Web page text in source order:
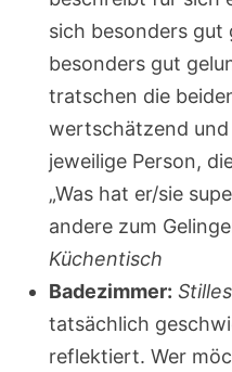
sich besonders
besonders gut
tratschen die
wertschätzend
jeweilige Person,
„Was hat er/sie
andere zum
Küchentisch
Badezimmer:
tatsächlich
reflektiert. Wer